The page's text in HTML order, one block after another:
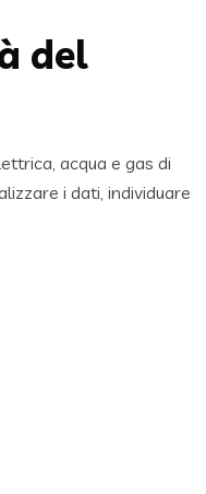
del
acqua e gas di
i dati, individuare